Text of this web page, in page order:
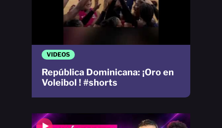
VIDEOS
República Dominicana: ¡Oro en
Voleibol ! #shorts